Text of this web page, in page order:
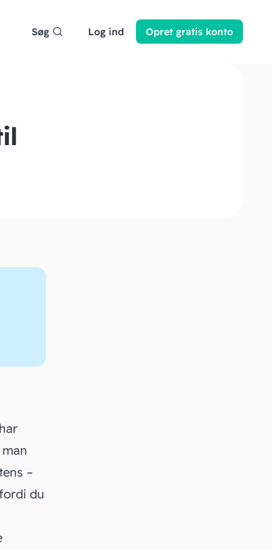
Søg Log ind Opret gratis konto
–
du